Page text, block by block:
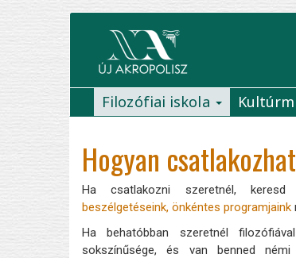
Main
navigation
Filozófiai iskola
Hogyan
Ha csatlakozni szeretnél,
beszélgetéseink, önkéntes programjaink
Ha behatóbban szeretnél
sokszínűsége, és van benned némi